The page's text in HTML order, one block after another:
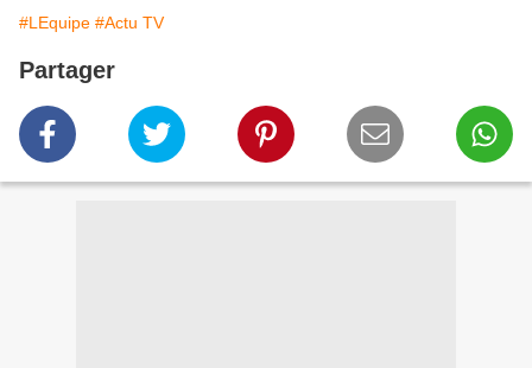
#LEquipe #Actu TV
Partager